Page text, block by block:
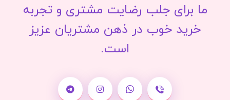
ما برای جلب رضایت مشتری و تجربه
خرید خوب در ذهن مشتریان عزیز
است.